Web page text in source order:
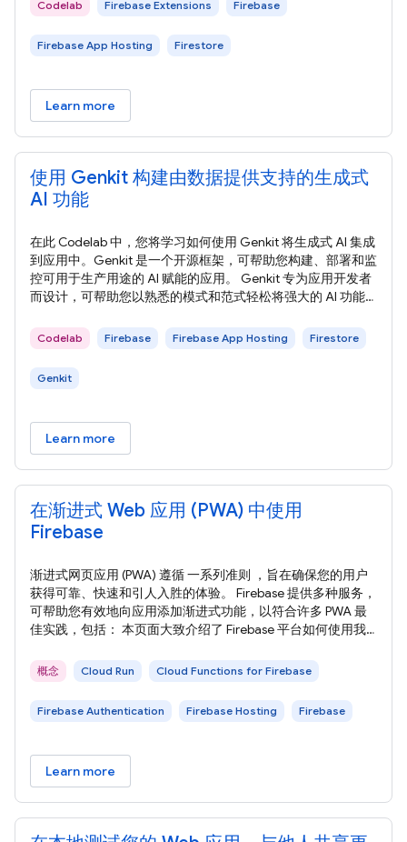
以提供富有吸引力的用户体验。 在本部分中，您将查看在此
Codelab Firebase Extensions Firebase
Firebase App Hosting Firestore
Learn more
使用 Genkit 构建由数据提供支持的生成式
AI 功能
在此 Codelab 中，您将学习如何使用 Genkit 将生成式 AI 集成
到应用中。Genkit 是一个开源框架，可帮助您构建、部署和监
控可用于生产用途的 AI 赋能的应用。 Genkit 专为应用开发者
而设计，可帮助您以熟悉的模式和范式轻松将强大的 AI 功能
建全球数百万开发者使用的工具方面的经验。 在本部分中，您
将了解在此 Codelab 中构建的 Web 应用，以及您将使用的云
Codelab Firebase Firebase App Hosting Firestore
Genkit
Learn more
在渐进式 Web 应用 (PWA) 中使用
Firebase
渐进式网页应用 (PWA) 遵循 一系列准则 ，旨在确保您的用户
获得可靠、快速和引人入胜的体验。 Firebase 提供多种服务，
可帮助您有效地向应用添加渐进式功能，以符合许多 PWA 最
佳实践，包括： 本页面大致介绍了 Firebase 平台如何使用我
性能 PWA。 请按照我们的 入门指南 向您的 Web 应用添加
Firebase。 从提供网站服务到实现身份验证流程，PWA 提供安
概念 Cloud Run Cloud Functions for Firebase
Firebase Authentication Firebase Hosting Firebase
Learn more